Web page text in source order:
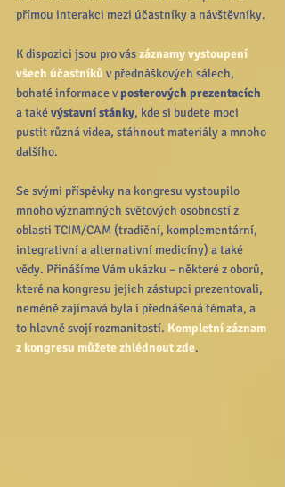
přímou interakci mezi účastníky a návštěvníky.
K dispozici jsou pro vás záznamy vystoupení
všech účastníků v přednáškových sálech,
bohaté informace v posterových prezentacích
a také výstavní stánky, kde si budete moci
pustit různá videa, stáhnout materiály a mnoho
dalšího.
Se svými příspěvky na kongresu vystoupilo
mnoho významných světových osobností z
oblasti TCIM/CAM (tradiční, komplementární,
integrativní a alternativní medicíny) a také
vědy. Přinášíme Vám ukázku – některé z oborů,
které na kongresu jejich zástupci prezentovali,
neméně zajímavá byla i přednášená témata, a
to hlavně svojí rozmanitostí. Kompletní záznam
z kongresu můžete zhlédnout zde.